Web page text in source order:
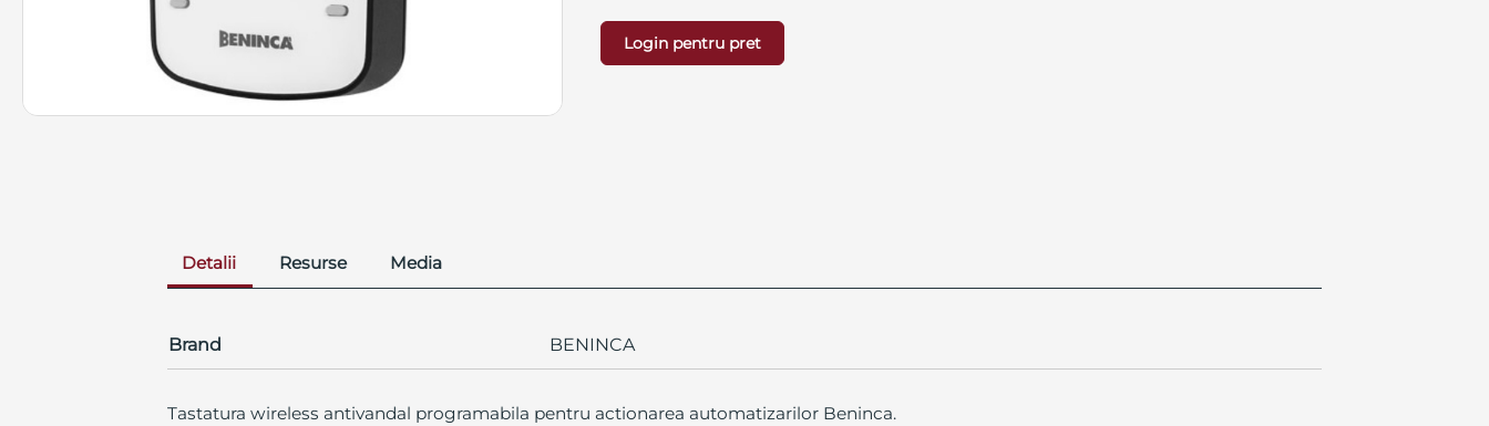
Login pentru pret
Detalii Resurse Media
Brand BENINCA
Tastatura wireless antivandal programabila pentru actionarea automatizarilor Beninca.